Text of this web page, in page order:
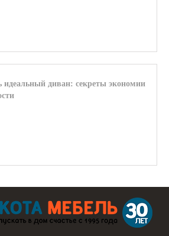
идеальный диван: секреты экономии